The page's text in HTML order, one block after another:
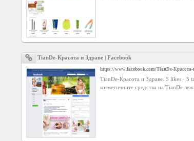
TianDe-Красота и Здраве | Facebook
https://www.facebook.com/TianDe-
TianDe-Красота и Здраве. 5 likes · 5
козметичните средства на TianDe